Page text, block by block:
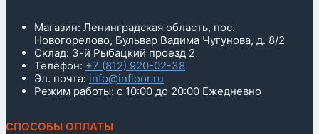
Магазин: Ленинградская область, пос.
Новогорелово, Бульвар Вадима Чугунова, д. 8/2
Склад: 3-й Рыбацкий проезд 2
Телефон: +7 (812) 920-02-38
Эл. почта: info@infloor.ru
Режим работы: с 10:00 до 20:00 Ежедневно
СПОСОБЫ ОПЛАТЫ